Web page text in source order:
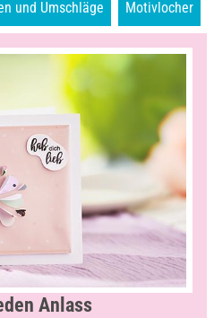
und Umschläge Motivlocher
Anlass